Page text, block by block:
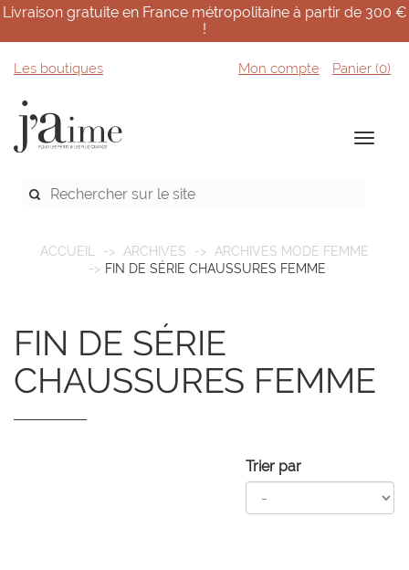
Livraison gratuite en France métropolitaine à partir de 300 €
!
Les boutiques Mon compte Panier (0)
ACCUEIL ARCHIVES
ARCHIVES MODE FEMME
FIN DE SÉRIE CHAUSSURES FEMME
FIN DE SÉRIE
CHAUSSURES FEMME
Trier par